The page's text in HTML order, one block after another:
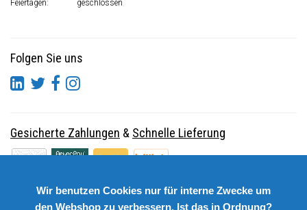
Feiertagen:
geschlossen
Folgen Sie uns
Gesicherte Zahlungen & Schnelle Lieferung
Wir benutzen Cookies nur für interne Zwecke um
den Webshop zu verbessern. Ist das in Ordnung?